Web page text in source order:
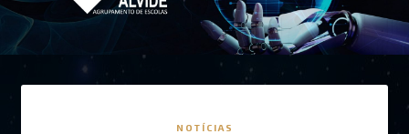
NOTÍCIAS